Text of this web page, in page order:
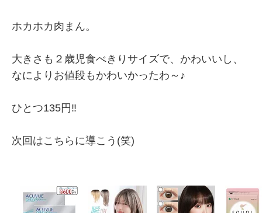
ホカホカ肉まん。
大きさも２歳児食べきりサイズで、かわいいし、
なによりお値段もかわいかったわ～♪
ひとつ135円‼
次回はこちらに導こう(笑)